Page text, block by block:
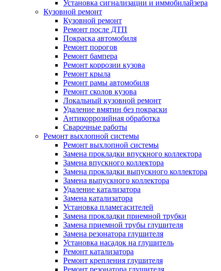
Установка сигнализации и иммобилайзера
Кузовной ремонт
Кузовной ремонт
Ремонт после ДТП
Покраска автомобиля
Ремонт порогов
Ремонт бампера
Ремонт коррозии кузова
Ремонт крыла
Ремонт рамы автомобиля
Ремонт сколов кузова
Локальный кузовной ремонт
Удаление вмятин без покраски
Антикоррозийная обработка
Сварочные работы
Ремонт выхлопной системы
Ремонт выхлопной системы
Замена прокладки впускного коллектора
Замена впускного коллектора
Замена прокладки выпускного коллектора
Замена выпускного коллектора
Удаление катализатора
Замена катализатора
Установка пламегасителей
Замена прокладки приемной трубки
Замена приемной трубы глушителя
Замена резонатора глушителя
Установка насадок на глушитель
Ремонт катализатора
Ремонт крепления глушителя
Ремонт резонатора глушителя